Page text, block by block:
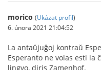
morico (Ukázat profil)
6. února 2021 21:04:52
La antaŭjuĝoj kontraŭ
Esperanto ne volas esti la
lingvo, diris Zamenhof.